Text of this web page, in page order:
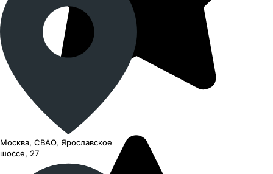
Москва, СВАО, Ярославское
шоссе, 27